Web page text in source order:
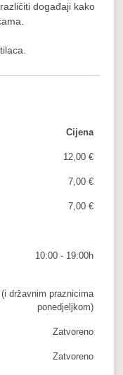
događaji kako
Cijena
12,00 €
7,00 €
7,00 €
10:00 - 19:00h
državnim praznicima
ponedjeljkom)
Zatvoreno
Zatvoreno